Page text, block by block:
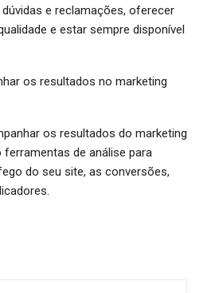
e reclamações, oferecer
e estar sempre disponível
os resultados no marketing
os resultados do marketing
ferramentas de análise para
do seu site, as conversões,